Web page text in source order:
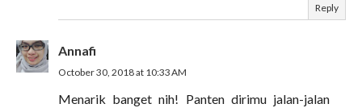
Reply
Annafi
October 30, 2018 at 10:33 AM
Menarik banget nih! Panten dirimu jalan-jalan